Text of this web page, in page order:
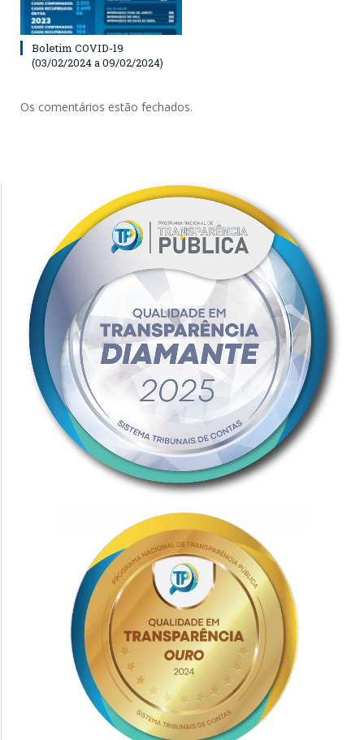
Boletim COVID-19
(03/02/2024 a 09/02/2024)
Os comentários estão fechados.